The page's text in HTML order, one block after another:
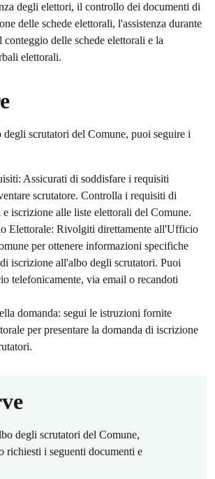
degli elettori, il controllo dei documenti di
delle schede elettorali, l'assistenza durante
delle schede elettorali e la
elettorali.
scrutatori del Comune, puoi seguire i
Assicurati di soddisfare i requisiti
scrutatore. Controlla i requisiti di
e iscrizione alle liste elettorali del Comune.
Elettorale: Rivolgiti direttamente all'Ufficio
per ottenere informazioni specifiche
iscrizione all'albo degli scrutatori. Puoi
telefonicamente, via email o recandoti
domanda: segui le istruzioni fornite
per presentare la domanda di iscrizione
degli scrutatori del Comune,
richiesti i seguenti documenti e